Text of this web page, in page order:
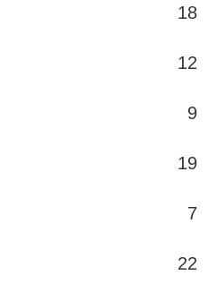
18
12
9
19
7
22